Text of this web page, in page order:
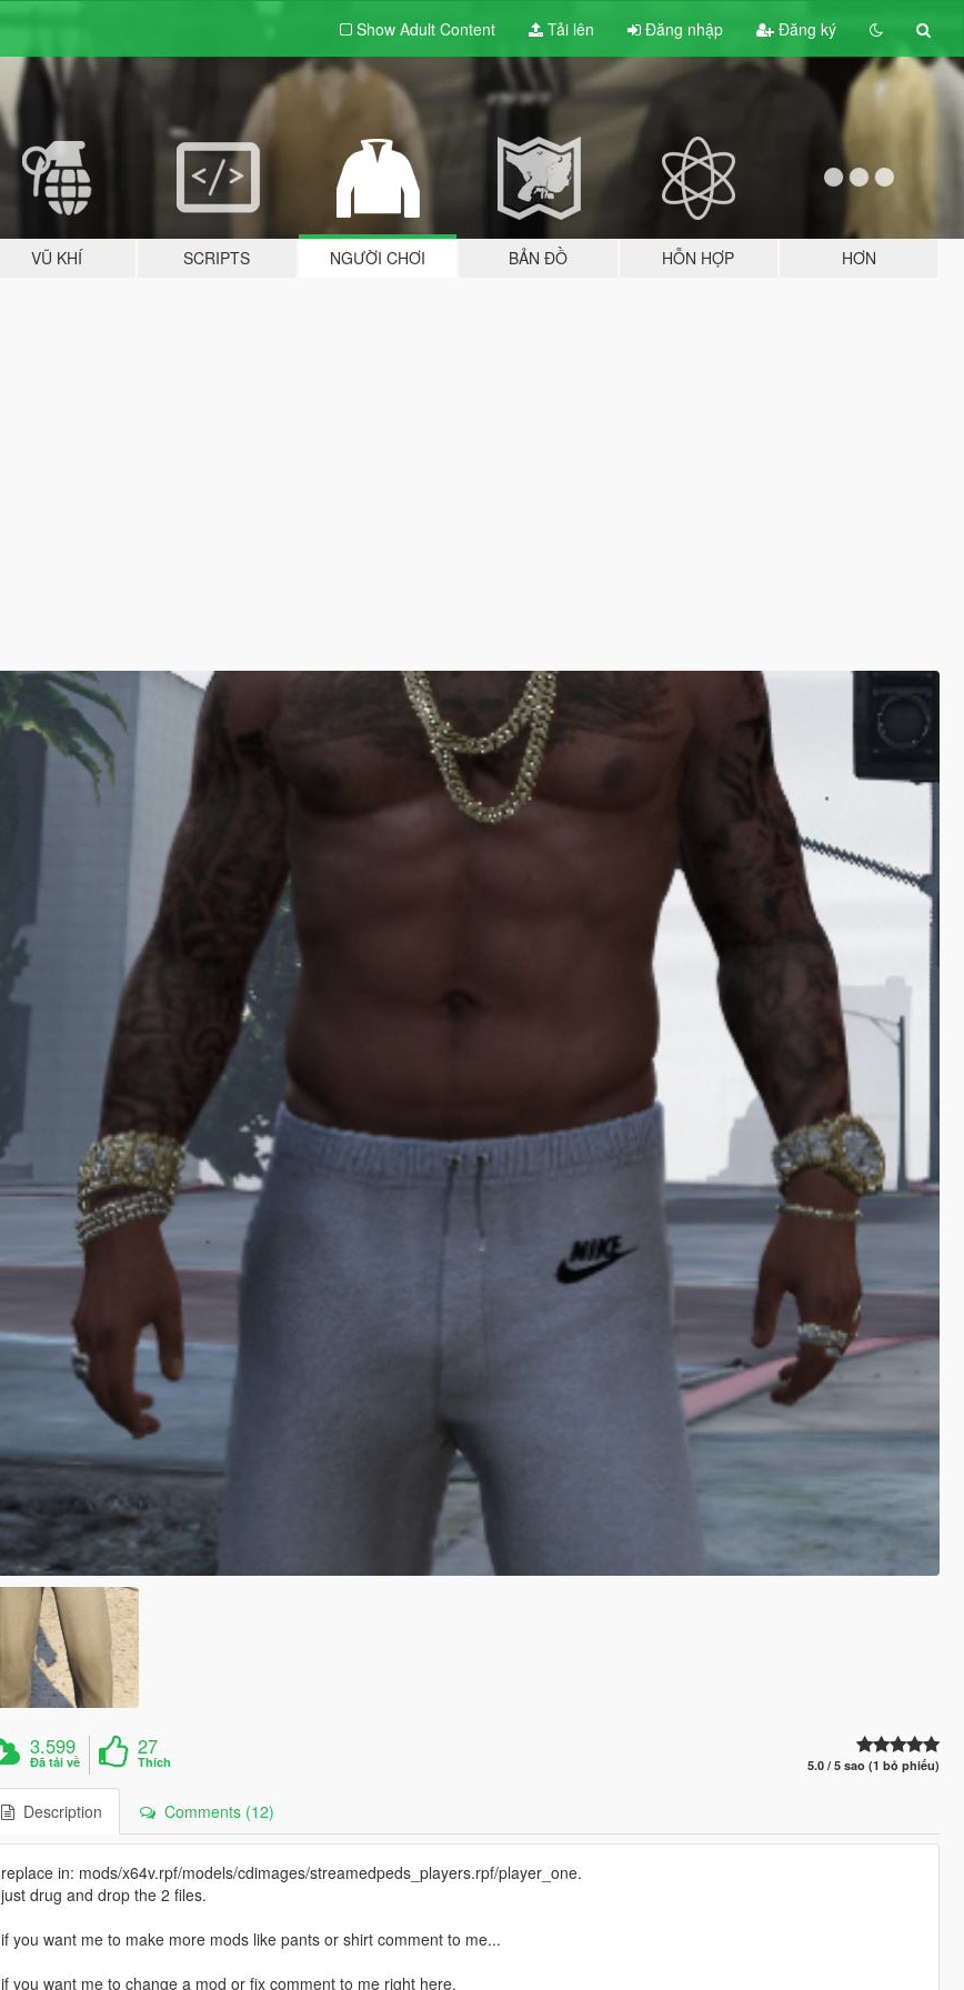
Show Adult Content Tải lên Đăng nhập Đăng ký
VŨ KHÍ SCRIPTS NGƯỜI CHƠI BẢN ĐỒ HỖN HỢP HƠN
3.599
Đã tải về
27
Thích 5.0 / 5 sao (1 bỏ phiếu)
Description Comments (12)
replace in: mods/x64v.rpf/models/cdimages/streamedpeds_players.rpf/player_one.
just drug and drop the 2 files.
if you want me to make more mods like pants or shirt comment to me...
if you want me to change a mod or fix comment to me right here.